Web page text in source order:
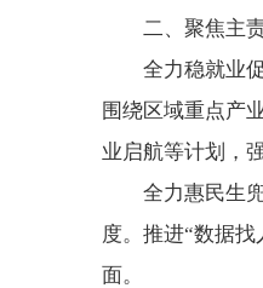
二、聚焦主
全力稳就业
围绕区域重点产
业启航等计划，
全力惠民生
度。推进“数据
面。